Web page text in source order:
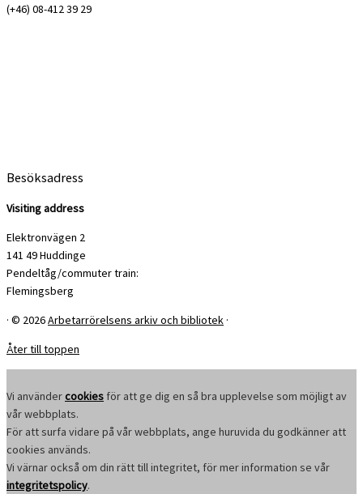
(+46) 08-412 39 29
Besöksadress
Visiting address
Elektronvägen 2
141 49 Huddinge
Pendeltåg/commuter train:
Flemingsberg
· © 2026Arbetarrörelsens arkiv och bibliotek ·
Åter till toppen
Vi användercookies för att ge dig en så bra upplevelse som möjligt av
vår webbplats.
För att surfa vidare på vår webbplats, ange huruvida du godkänner att
cookies används.
Vi värnar också om din rätt till integritet, för mer information se vår
integritetspolicy.